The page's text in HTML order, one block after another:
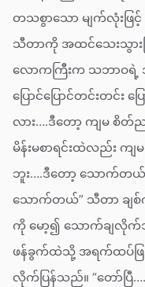
တသစွာသော မျက်လုံးဖြ
သီတာကို အထင်သေးသွားပ
လောကကြီးက သဘာဝရဲ့
ပြောင်ပြောင်တင်းတင်း
လား….ဒီတော့ ကျမ စိ
မိန်းမစာရင်းထဲလည်း ကျ
ဘူး….ဒီတော့ သောက်တယ်
သောက်တယ်” သီတာ ချစ်
ကို မော့၍ သောက်ချလို
ဖန်ခွက်ထဲသို့ အရက်ထပ်ဖ
လိုက်ပြန်သည်။ “တော်ပြီ